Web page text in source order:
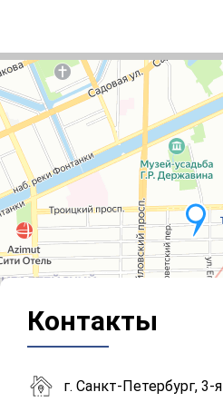
Контакты
г. Санкт-Петербург,